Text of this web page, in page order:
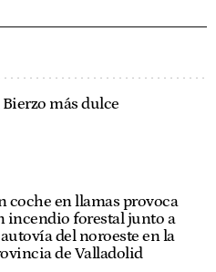
Bierzo más dulce
coche en llamas provoca
incendio forestal junto a
del noroeste en la
de Valladolid